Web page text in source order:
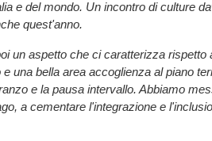
e del mondo. Un incontro di culture
quest'anno.
un aspetto che ci caratterizza
una bella area accoglienza al piano
e la pausa intervallo. Abbiamo
a cementare l'integrazione e